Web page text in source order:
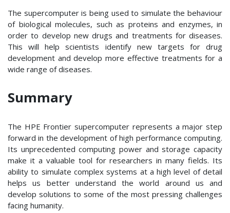
The supercomputer is being used to simulate the behaviour
of biological molecules, such as proteins and enzymes, in
order to develop new drugs and treatments for diseases.
This will help scientists identify new targets for drug
development and develop more effective treatments for a
wide range of diseases.
Summary
The HPE Frontier supercomputer represents a major step
forward in the development of high performance computing.
Its unprecedented computing power and storage capacity
make it a valuable tool for researchers in many fields. Its
ability to simulate complex systems at a high level of detail
helps us better understand the world around us and
develop solutions to some of the most pressing challenges
facing humanity.